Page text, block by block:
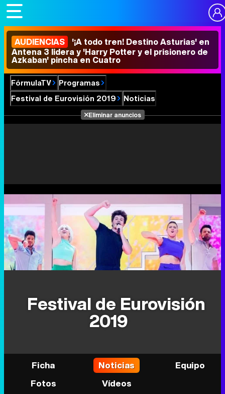
AUDIENCIAS '¡A todo tren! Destino Asturias' en
Antena 3 lidera y 'Harry Potter y el prisionero de
Azkaban' pincha en Cuatro
FórmulaTV
Programas
Festival de Eurovisión 2019
Noticias
Eliminar anuncios
Festival de Eurovisión
2019
Ficha Noticias
Equipo
Fotos
Vídeos